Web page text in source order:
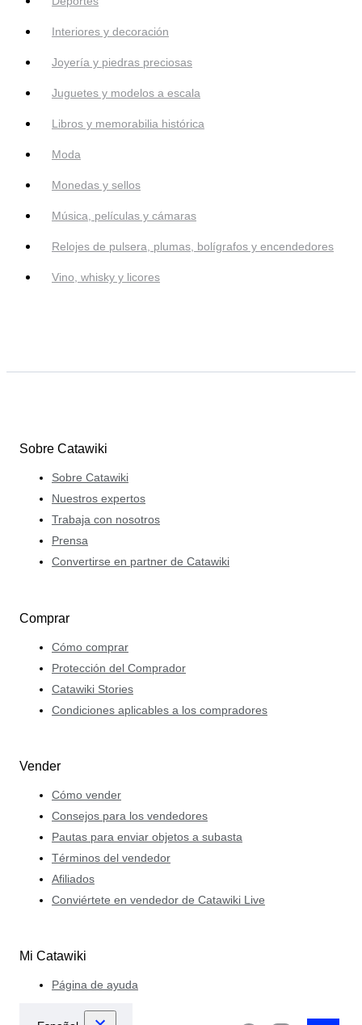
Interiores y decoración
Joyería y piedras preciosas
Juguetes y modelos a escala
Libros y memorabilia histórica
Moda
Monedas y sellos
Música, películas y cámaras
Relojes de pulsera, plumas, bolígrafos y encendedores
Vino, whisky y licores
Sobre Catawiki
Sobre Catawiki
Nuestros expertos
Trabaja con nosotros
Prensa
Convertirse en partner de Catawiki
Comprar
Cómo comprar
Protección del Comprador
Catawiki Stories
Condiciones aplicables a los compradores
Vender
Cómo vender
Consejos para los vendedores
Pautas para enviar objetos a subasta
Términos del vendedor
Afiliados
Conviértete en vendedor de Catawiki Live
Mi Catawiki
Página de ayuda